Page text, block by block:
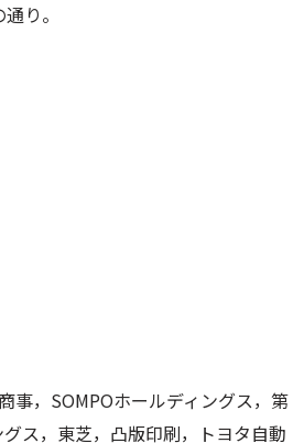
り。
事，SOMPOホールディングス，第
ス，東芝，凸版印刷，トヨタ自動